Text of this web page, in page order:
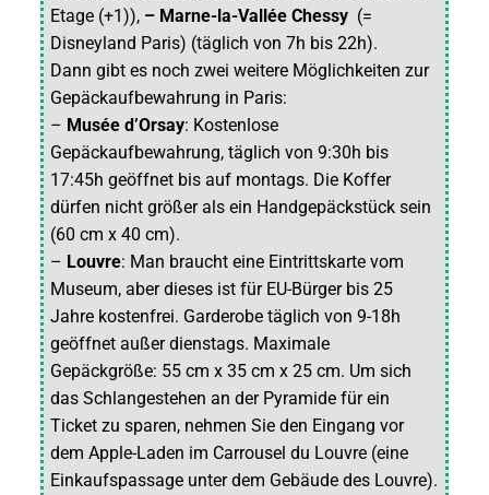
Etage (+1)), – Marne-la-Vallée Chessy(=
Disneyland Paris) (täglich von 7h bis 22h).
Dann gibt es noch zwei weitere Möglichkeiten zur
Gepäckaufbewahrung in Paris:
– Musée d’Orsay: Kostenlose
Gepäckaufbewahrung, täglich von 9:30h bis
17:45h geöffnet bis auf montags. Die Koffer
dürfen nicht größer als ein Handgepäckstück sein
(60 cm x 40 cm).
– Louvre: Man braucht eine Eintrittskarte vom
Museum, aber dieses ist für EU-Bürger bis 25
Jahre kostenfrei. Garderobe täglich von 9-18h
geöffnet außer dienstags. Maximale
Gepäckgröße: 55 cm x 35 cm x 25 cm. Um sich
das Schlangestehen an der Pyramide für ein
Ticket zu sparen, nehmen Sie den Eingang vor
dem Apple-Laden im Carrousel du Louvre (eine
Einkaufspassage unter dem Gebäude des Louvre).